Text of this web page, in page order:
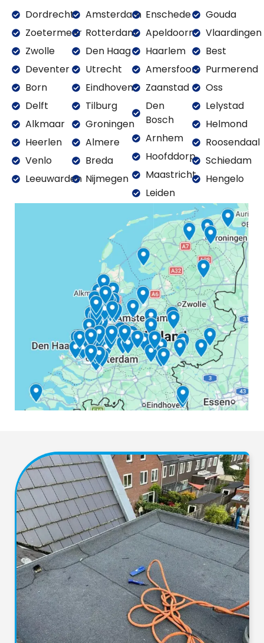
Dordrecht
Zoetermeer
Zwolle
Deventer
Born
Delft
Alkmaar
Heerlen
Venlo
Leeuwarden
Amsterdam
Rotterdam
Den Haag
Utrecht
Eindhoven
Tilburg
Groningen
Almere
Breda
Nijmegen
Enschede
Apeldoorn
Haarlem
Amersfoort
Zaanstad
Den
Bosch
Arnhem
Hoofddorp
Maastricht
Leiden
Gouda
Vlaardingen
Best
Purmerend
Oss
Lelystad
Helmond
Roosendaal
Schiedam
Hengelo